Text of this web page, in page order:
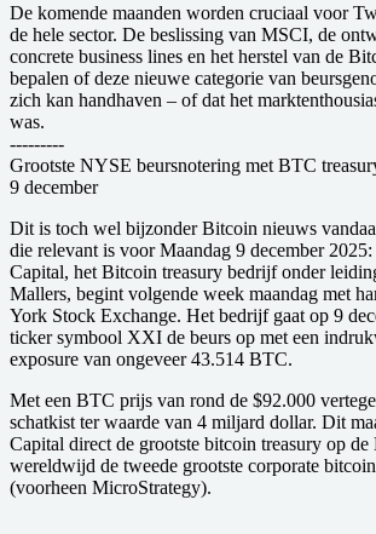
De komende maanden worden cruciaal voor
de hele sector. De beslissing van MSCI, de
concrete business lines en het herstel van de
bepalen of deze nieuwe categorie van
zich kan handhaven – of dat het
was.
---------
Grootste NYSE beursnotering met BTC
9 december
Dit is toch wel bijzonder Bitcoin nieuws
die relevant is voor Maandag 9 december
Capital, het Bitcoin treasury bedrijf onder
Mallers, begint volgende week maandag met
York Stock Exchange. Het bedrijf gaat op 9
ticker symbool XXI de beurs op met een
exposure van ongeveer 43.514 BTC.
Met een BTC prijs van rond de $92.000
schatkist ter waarde van 4 miljard dollar. Dit
Capital direct de grootste bitcoin treasury op
wereldwijd de tweede grootste corporate
(voorheen MicroStrategy).